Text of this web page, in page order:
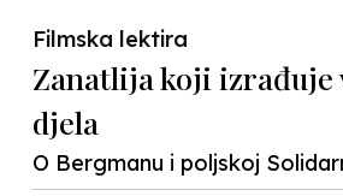
Filmska lektira
Zanatlija koji izrađuje
djela
O Bergmanu i poljskoj